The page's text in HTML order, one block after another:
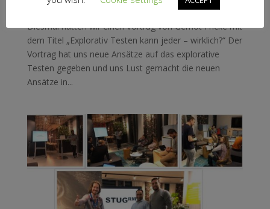
STUGRM#7 – Rückblick letztes Meetup im Jahr 2019
Diesmal hatten wir einen Vortrag von Gernot Fricke mit
dem Titel „Explorativ Testen kann jeder – wirklich?“ Der
Vortrag hat uns neue Ansätze auf das explorative
Testen gegeben und uns Lust gemacht die neuen
Ansätze in...